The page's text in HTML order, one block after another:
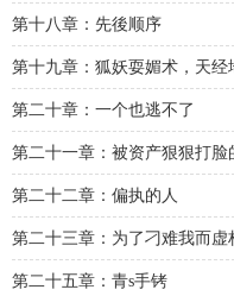
第十八章：先後顺序
第十九章：狐妖耍媚术，天经
第二十章：一个也逃不了
第二十一章：被资产狠狠打脸
第二十二章：偏执的人
第二十三章：为了刁难我而虚
第二十五章：青s手铐